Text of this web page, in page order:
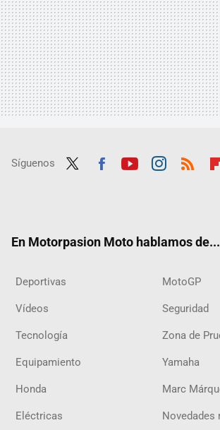
Síguenos
En Motorpasion Moto hablamos de...
Deportivas MotoGP
Vídeos Seguridad
Tecnología Zona de
Equipamiento Yamaha
Honda Marc
Eléctricas Novedades